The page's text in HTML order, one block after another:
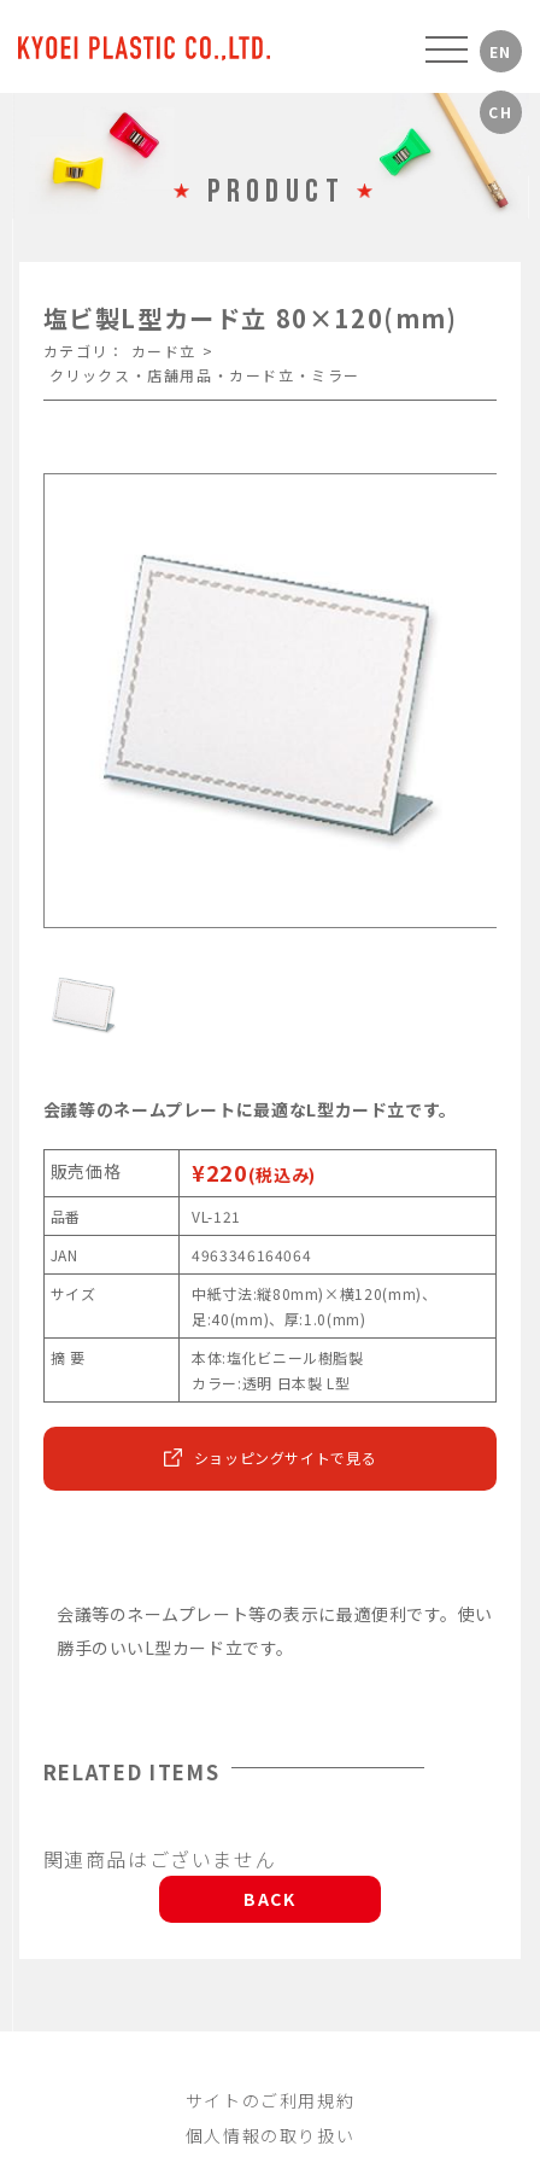
PRODUCT
塩ビ製L型カード立 80×120(mm)
カテゴリ： カード立 >
クリックス・店舗用品・カード立・ミラー
会議等のネームプレートに最適なL型カード立です。
販売価格 ¥220(税込み)
品番
VL-121
JAN
4963346164064
サイズ
中紙寸法:縦80mm)×横120(mm)、
足:40(mm)、厚:1.0(mm)
摘 要
本体:塩化ビニール樹脂製
カラー:透明 日本製 L型
ショッピングサイトで見る
会議等のネームプレート等の表示に最適便利です。使い
勝手のいいL型カード立です。
RELATED ITEMS
関連商品はございません
BACK
サイトのご利用規約
個人情報の取り扱い